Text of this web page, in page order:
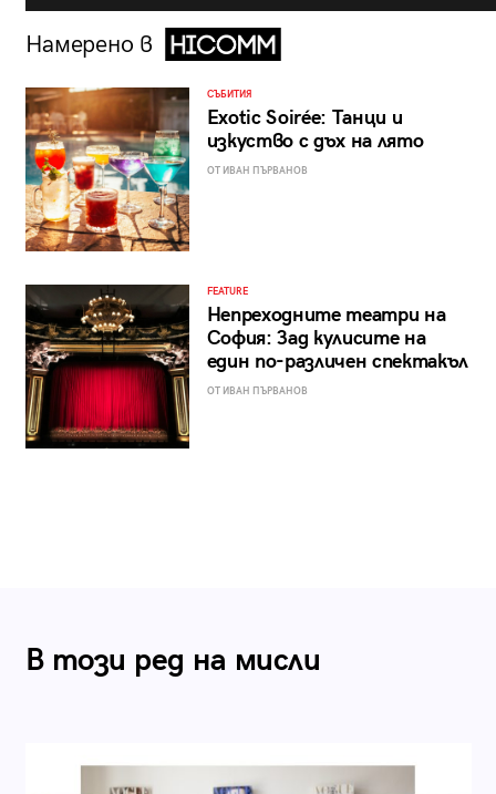
Намерено в
СЪБИТИЯ
Exotic Soirée: Танци и
изкуство с дъх на лято
ОТ ИВАН ПЪРВАНОВ
FEATURE
Непреходните театри на
София: Зад кулисите на
един по-различен спектакъл
ОТ ИВАН ПЪРВАНОВ
В този ред на мисли